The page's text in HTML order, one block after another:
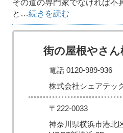
その道の専門家でなければ不
と…続きを読む
街の屋根やさん
電話 0120-989-936
株式会社シェアテッ
〒222-0033
神奈川県横浜市港北